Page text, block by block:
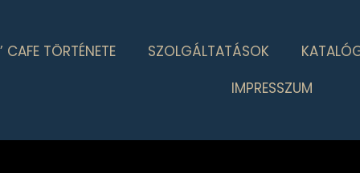
CAFE TÖRTÉNETE SZOLGÁLTATÁSOK
IMPRESSZUM